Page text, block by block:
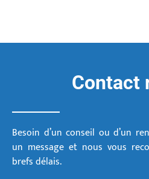
Contact
Besoin d’un conseil ou d’un
un message et nous vous
brefs délais.